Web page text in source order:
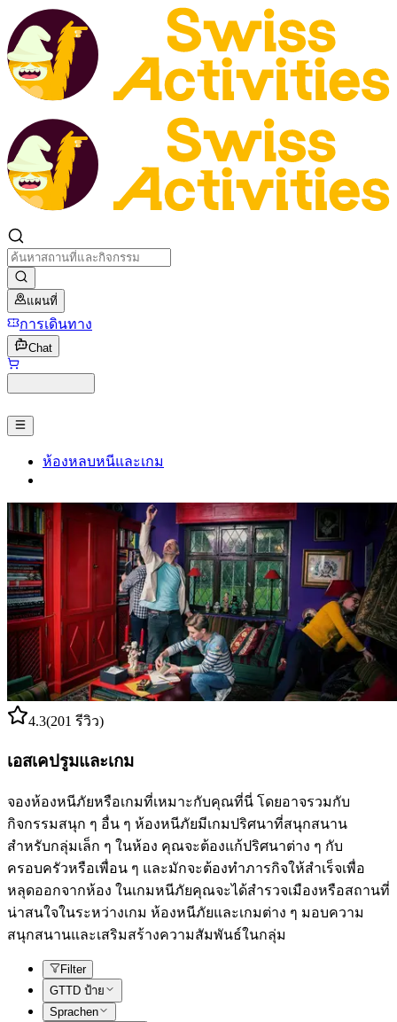
แผนที่
การเดินทาง
Chat
ห้องหลบหนีและเกม
4.3(201 รีวิว)
เอสเคปรูมและเกม
จองห้องหนีภัยหรือเกมที่เหมาะกับคุณที่นี่ โดยอาจรวมกับ
กิจกรรมสนุก ๆ อื่น ๆ ห้องหนีภัยมีเกมปริศนาที่สนุกสนาน
สำหรับกลุ่มเล็ก ๆ ในห้อง คุณจะต้องแก้ปริศนาต่าง ๆ กับ
ครอบครัวหรือเพื่อน ๆ และมักจะต้องทำภารกิจให้สำเร็จเพื่อ
หลุดออกจากห้อง ในเกมหนีภัยคุณจะได้สำรวจเมืองหรือสถานที่
น่าสนใจในระหว่างเกม ห้องหนีภัยและเกมต่าง ๆ มอบความ
สนุกสนานและเสริมสร้างความสัมพันธ์ในกลุ่ม
Filter
GTTD ป้าย
Sprachen